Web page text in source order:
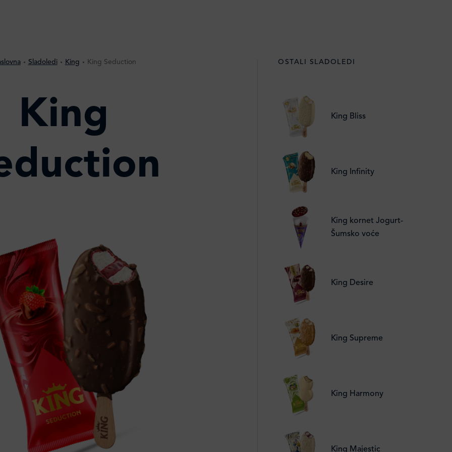
Sladoledi King King Seduction
King
OSTALI SLADOLEDI
King Bliss
King Infinity
King kornet Jogurt-
Šumsko voće
King Desire
King Supreme
King Harmony
King Majestic